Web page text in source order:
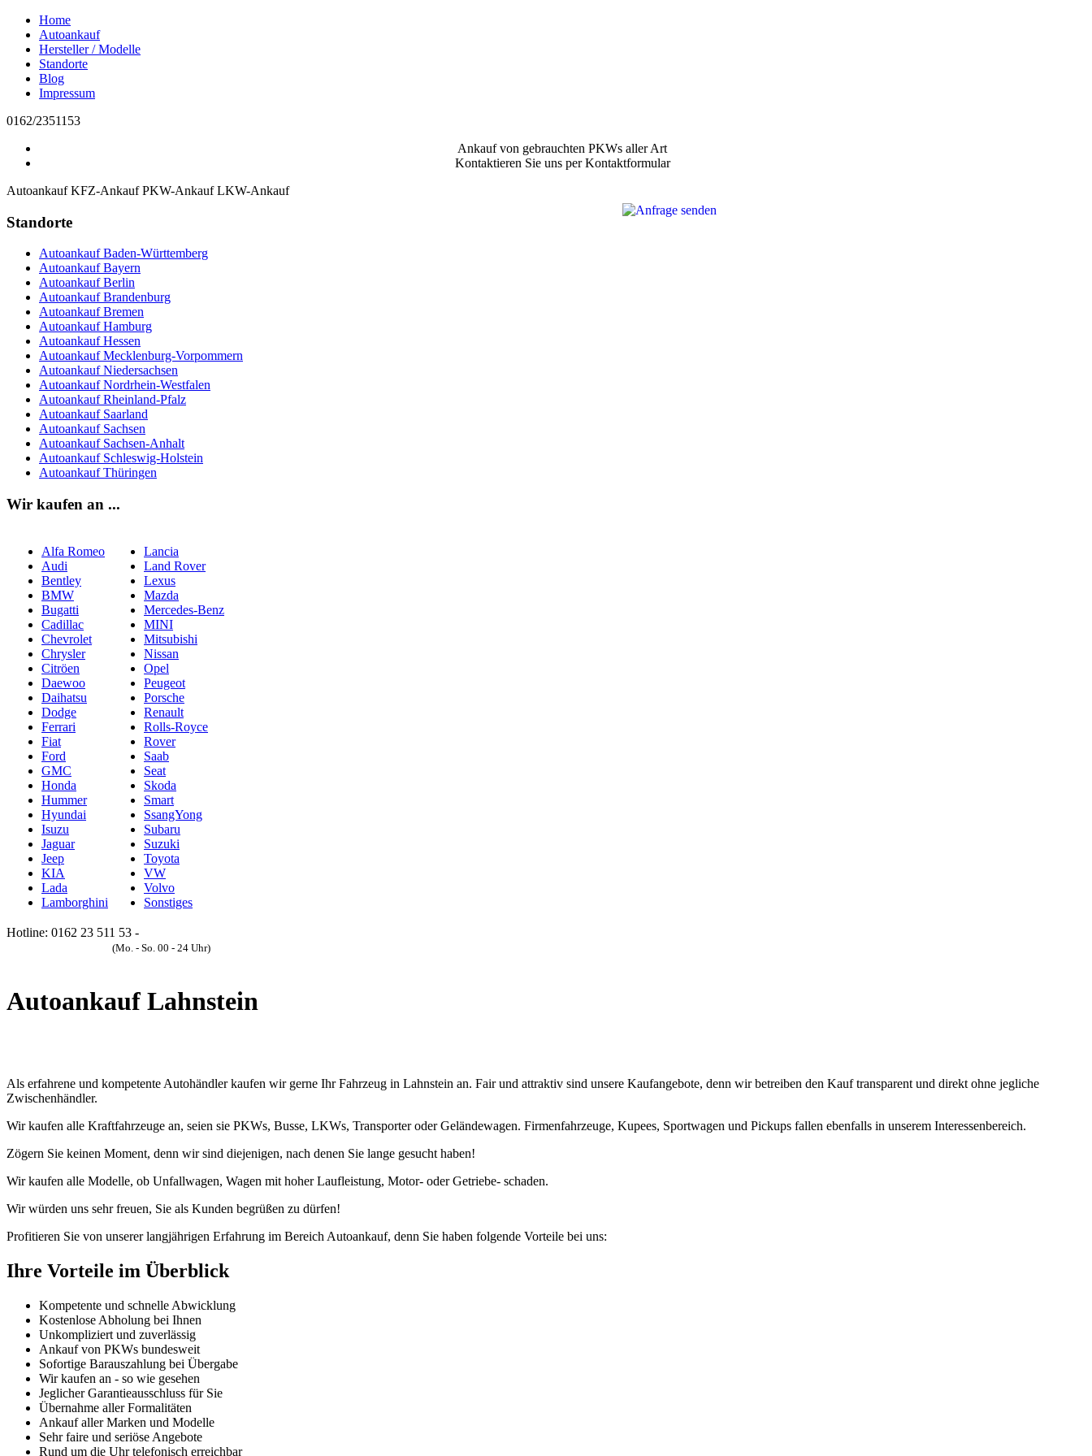
Home
Autoankauf
Hersteller / Modelle
Standorte
Blog
Impressum
0162/2351153
Ankauf von gebrauchten PKWs aller Art
Kontaktieren Sie uns per Kontaktformular
Autoankauf KFZ-Ankauf PKW-Ankauf LKW-Ankauf
Standorte
Autoankauf Baden-Württemberg
Autoankauf Bayern
Autoankauf Berlin
Autoankauf Brandenburg
Autoankauf Bremen
Autoankauf Hamburg
Autoankauf Hessen
Autoankauf Mecklenburg-Vorpommern
Autoankauf Niedersachsen
Autoankauf Nordrhein-Westfalen
Autoankauf Rheinland-Pfalz
Autoankauf Saarland
Autoankauf Sachsen
Autoankauf Sachsen-Anhalt
Autoankauf Schleswig-Holstein
Autoankauf Thüringen
Wir kaufen an ...
Alfa Romeo
Audi
Bentley
BMW
Bugatti
Cadillac
Chevrolet
Chrysler
Citröen
Daewoo
Daihatsu
Dodge
Ferrari
Fiat
Ford
GMC
Honda
Hummer
Hyundai
Isuzu
Jaguar
Jeep
KIA
Lada
Lamborghini
Lancia
Land Rover
Lexus
Mazda
Mercedes-Benz
MINI
Mitsubishi
Nissan
Opel
Peugeot
Porsche
Renault
Rolls-Royce
Rover
Saab
Seat
Skoda
Smart
SsangYong
Subaru
Suzuki
Toyota
VW
Volvo
Sonstiges
Hotline: 0162 23 511 53 -
(Mo. - So. 00 - 24 Uhr)
Autoankauf Lahnstein
Als erfahrene und kompetente Autohändler kaufen wir gerne Ihr Fahrzeug in Lahnstein an. Fair und attraktiv sind unsere Kaufangebote, denn wir betreiben den Kauf transparent und direkt ohne jegliche
Zwischenhändler.
Wir kaufen alle Kraftfahrzeuge an, seien sie PKWs, Busse, LKWs, Transporter oder Geländewagen. Firmenfahrzeuge, Kupees, Sportwagen und Pickups fallen ebenfalls in unserem Interessenbereich.
Zögern Sie keinen Moment, denn wir sind diejenigen, nach denen Sie lange gesucht haben!
Wir kaufen alle Modelle, ob Unfallwagen, Wagen mit hoher Laufleistung, Motor- oder Getriebe- schaden.
Wir würden uns sehr freuen, Sie als Kunden begrüßen zu dürfen!
Profitieren Sie von unserer langjährigen Erfahrung im Bereich Autoankauf, denn Sie haben folgende Vorteile bei uns:
Ihre Vorteile im Überblick
Kompetente und schnelle Abwicklung
Kostenlose Abholung bei Ihnen
Unkompliziert und zuverlässig
Ankauf von PKWs bundesweit
Sofortige Barauszahlung bei Übergabe
Wir kaufen an - so wie gesehen
Jeglicher Garantieausschluss für Sie
Übernahme aller Formalitäten
Ankauf aller Marken und Modelle
Sehr faire und seriöse Angebote
Rund um die Uhr telefonisch erreichbar